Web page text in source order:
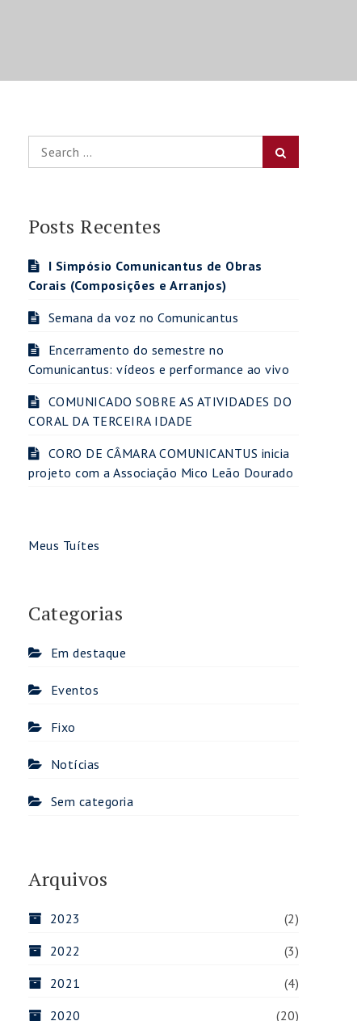
Search
for:
Posts Recentes
I Simpósio Comunicantus de Obras
Corais (Composições e Arranjos)
Semana da voz no Comunicantus
Encerramento do semestre no
Comunicantus: vídeos e performance ao vivo
COMUNICADO SOBRE AS ATIVIDADES DO
CORAL DA TERCEIRA IDADE
CORO DE CÂMARA COMUNICANTUS inicia
projeto com a Associação Mico Leão Dourado
Meus Tuítes
Categorias
Em destaque
Eventos
Fixo
Notícias
Sem categoria
Arquivos
2023
(2)
2022
(3)
2021
(4)
2020
(20)